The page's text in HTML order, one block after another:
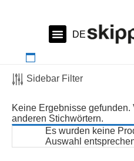
DE
EN
Sidebar Filter
Keine Ergebnisse gefunden.
anderen Stichwörtern.
Es wurden keine
Auswahl